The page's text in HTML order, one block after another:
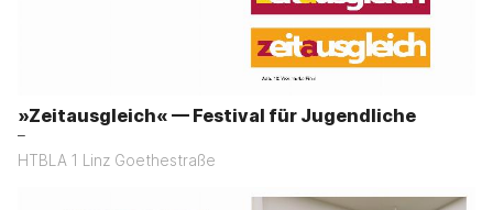
»Zeitausgleich« — Festival für Jugendliche
–
HTBLA 1 Linz Goethestraße